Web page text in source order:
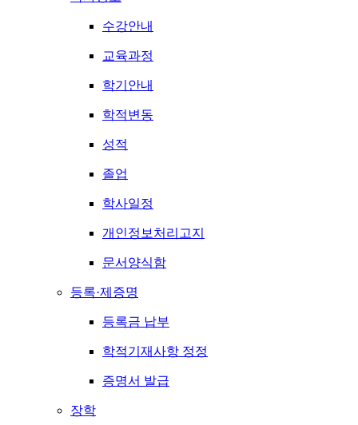
수강안내
교육과정
학기안내
학적변동
성적
졸업
학사일정
개인정보처리고지
문서양식함
등록·제증명
등록금 납부
학적기재사항 정정
증명서 발급
장학